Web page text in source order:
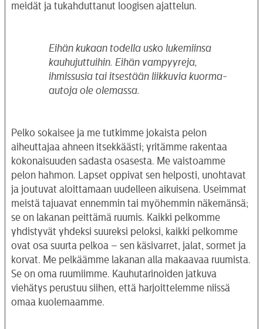
meidät ja tukahduttanut loogisen ajattelun.
Eihän kukaan todella usko lukemiinsa
kauhujuttuihin. Eihän vampyyreja,
ihmissusia tai itsestään liikkuvia kuorma-
autoja ole olemassa.
Pelko sokaisee ja me tutkimme jokaista pelon
aiheuttajaa ahneen itsekkäästi; yritämme rakentaa
kokonaisuuden sadasta osasesta. Me vaistoamme
pelon hahmon. Lapset oppivat sen helposti, unohtavat
ja joutuvat aloittamaan uudelleen aikuisena. Useimmat
meistä tajuavat ennemmin tai myöhemmin näkemänsä;
se on lakanan peittämä ruumis. Kaikki pelkomme
yhdistyvät yhdeksi suureksi peloksi, kaikki pelkomme
ovat osa suurta pelkoa – sen käsivarret, jalat, sormet ja
korvat. Me pelkäämme lakanan alla makaavaa ruumista.
Se on oma ruumiimme. Kauhutarinoiden jatkuva
viehätys perustuu siihen, että harjoittelemme niissä
omaa kuolemaamme.